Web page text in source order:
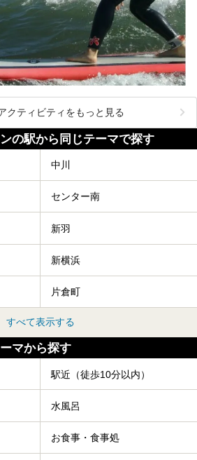
クティビティをもっと見る
の駅から同じテーマで探す
中川
センター南
新羽
新横浜
片倉町
すべて表示する
マから探す
駅近（徒歩10分以内）
水風呂
お食事・食事処